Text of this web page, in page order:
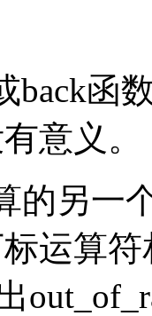
back函
意义。
的另一
运算